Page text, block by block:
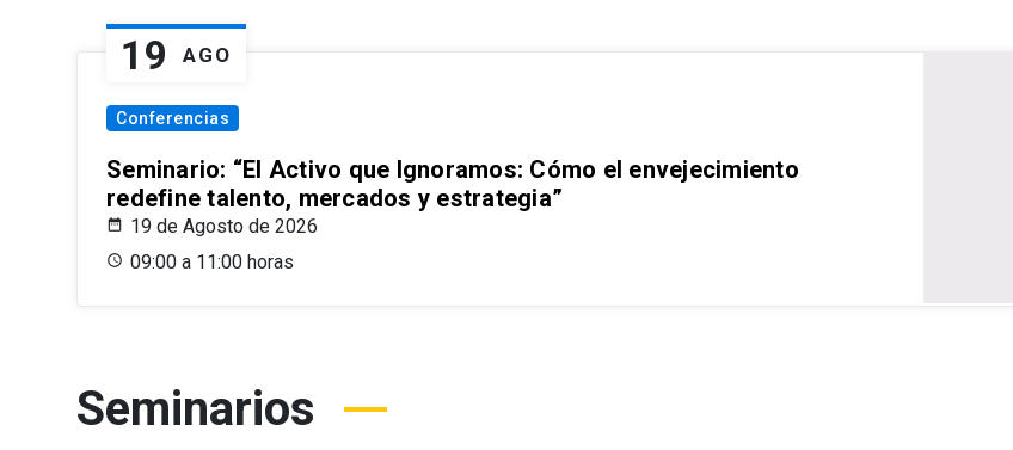
19 AGO
Conferencias
Seminario: “El Activo que Ignoramos: Cómo el envejecimiento
redefine talento, mercados y estrategia”
19 de Agosto de 2026
09:00 a 11:00 horas
Seminarios